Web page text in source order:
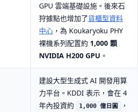
GPU 雲端基礎設施。後來石
狩據點也增加了貨櫃型資料
中心 ，為 Koukaryoku PHY
裸機系列配置約 1,000 顆
NVIDIA H200 GPU 。
建設大型生成式 AI 開發用算
力平台。KDDI 表示，會在 4
年內投資約
1,000 億日圓
，